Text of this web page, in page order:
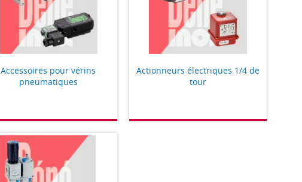
Accessoires pour vérins
pneumatiques
Actionneurs électriques 1/4 de
tour